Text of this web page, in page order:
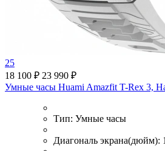
25
18 100 ₽ 23 990 ₽
Умные часы Huami Amazfit T-Rex 3,
Тип: Умные часы
Диагональ экрана(дюйм):